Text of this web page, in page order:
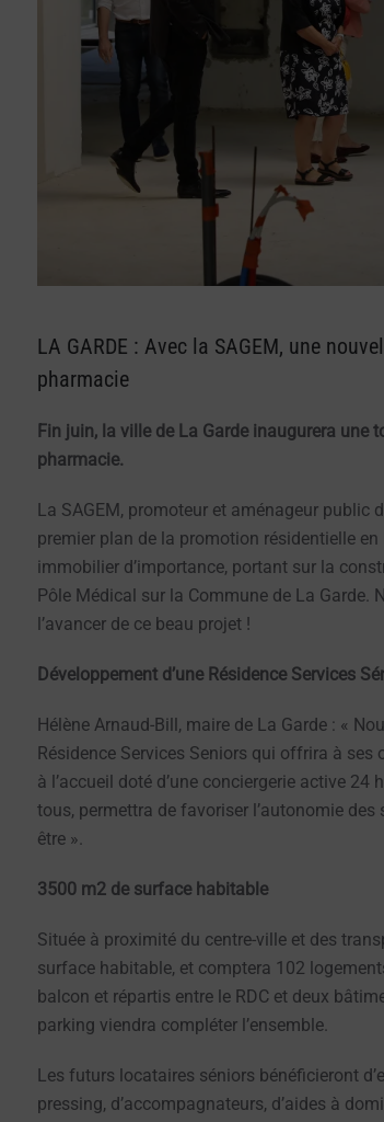
LA GARDE : Avec la SAGEM, une
pharmacie
Fin juin, la ville de La Garde inaugurera une
pharmacie.
La SAGEM, promoteur et aménageur public
premier plan de la promotion résidentielle
immobilier d’importance, portant sur la
Pôle Médical sur la Commune de La Garde.
l’avancer de ce beau projet !
Développement d’une Résidence Services
Hélène Arnaud-Bill, maire de La Garde : «
Résidence Services Seniors qui offrira à
à l’accueil doté d’une conciergerie active 24
tous, permettra de favoriser l’autonomie
être ».
3500 m2 de surface habitable
Située à proximité du centre-ville et des
surface habitable, et comptera 102
balcon et répartis entre le RDC et deux
parking viendra compléter l’ensemble.
Les futurs locataires séniors bénéficieront
pressing, d’accompagnateurs, d’aides à